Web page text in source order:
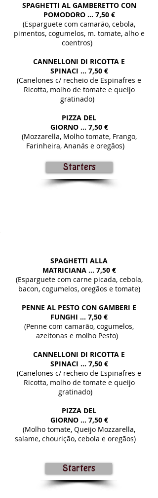
SPAGHETTI AL GAMBERETTO CON
POMODORO... 7,50 €
(Esparguete com camarão, cebola,
pimentos, cogumelos, m. tomate, alho e
coentros)
CANNELLONI DI RICOTTA E
SPINACI ... 7,50 €
(Canelones c/ recheio de Espinafres e
Ricotta, molho de tomate e queijo
gratinado)
PIZZA DEL
GIORNO ... 7,50 €
(Mozzarella, Molho tomate, Frango,
Farinheira, Ananás e oregãos)
Starters
SPAGHETTI ALLA
MATRICIANA ... 7,50 €
(Esparguete com carne picada, cebola,
bacon, cogumelos, oregãos e tomate)
PENNE AL PESTO CON GAMBERI E
FUNGHI ... 7,50 €
(Penne com camarão, cogumelos,
azeitonas e molho Pesto)
CANNELLONI DI RICOTTA E
SPINACI ... 7,50 €
(Canelones c/ recheio de Espinafres e
Ricotta, molho de tomate e queijo
gratinado)
PIZZA DEL
GIORNO ... 7,50 €
(Molho tomate, Queijo Mozzarella,
salame, chourição, cebola e oregãos)
Starters